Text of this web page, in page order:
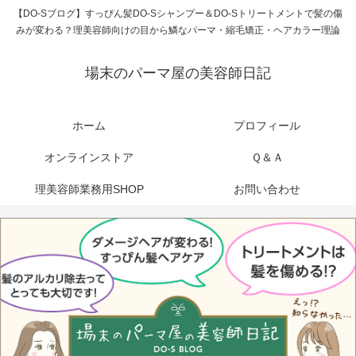
【DO-Sブログ】すっぴん髪DO-Sシャンプー＆DO-Sトリートメントで髪の傷
みが変わる？理美容師向けの目から鱗なパーマ・縮毛矯正・ヘアカラー理論
場末のパーマ屋の美容師日記
ホーム プロフィール
オンラインストア Ｑ＆Ａ
理美容師業務用SHOP お問い合わせ